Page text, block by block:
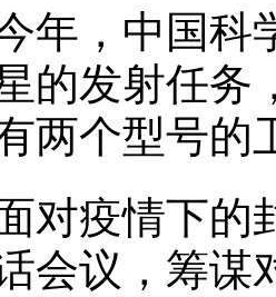
，中国科学
的发射任务
两个型号的
疫情下的封
会议，筹谋